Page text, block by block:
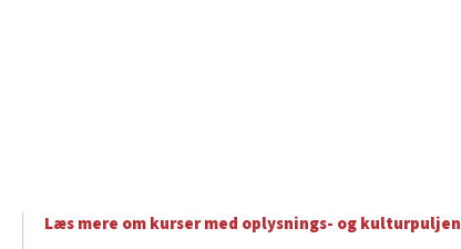
Læs mere om kurser med oplysnings- og kulturpuljen